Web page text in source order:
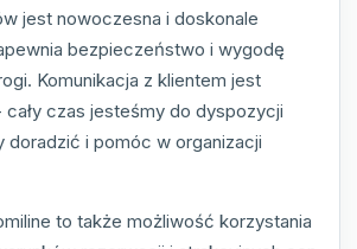
jest nowoczesna i doskonale
bezpieczeństwo i wygodę
Komunikacja z klientem jest
czas jesteśmy do dyspozycji
doradzić i pomóc w organizacji
to także możliwość korzystania